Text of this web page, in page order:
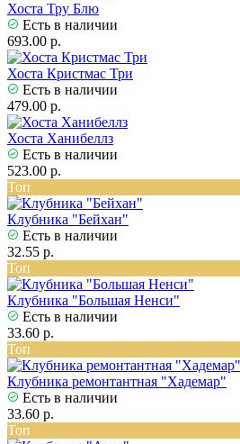
Хоста Тру Блю
Есть в наличии
693.00 р.
Хоста Кристмас Три
Есть в наличии
479.00 р.
Хоста Ханибеллз
Есть в наличии
523.00 р.
Топ
Клубника "Бейхан"
Есть в наличии
32.55 р.
Топ
Клубника "Большая Ненси"
Есть в наличии
33.60 р.
Топ
Клубника ремонтантная "Хадемар"
Есть в наличии
33.60 р.
Топ